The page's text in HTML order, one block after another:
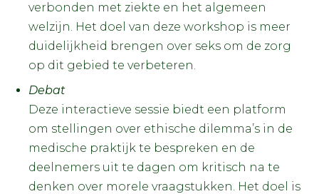
verbonden met ziekte en het algemeen
welzijn. Het doel van deze workshop is meer
duidelijkheid brengen over seks om de zorg
op dit gebied te verbeteren.
Debat
Deze interactieve sessie biedt een platform
om stellingen over ethische dilemma’s in de
medische praktijk te bespreken en de
deelnemers uit te dagen om kritisch na te
denken over morele vraagstukken. Het doel is